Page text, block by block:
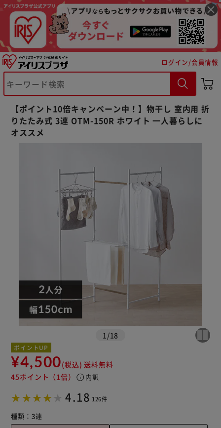
ログイン/会員情報
【ポイント10倍キャンペーン中！】物干し 室内用 折
りたたみ式 3連 OTM-150R ホワイト 一人暮らしに
オススメ
1 /18
ポイントUP
¥4,500(税込) 送料無料
45ポイント （1倍） info 内訳
4.18 126件
種類： 3連
※ご確認ください
カートに入れる